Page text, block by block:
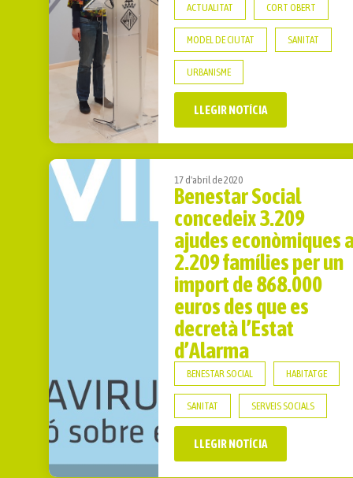
ACTUALITAT CORT OBERT
MODEL DE CIUTAT SANITAT
URBANISME
LLEGIR NOTÍCIA
17 d'abril de 2020
Benestar Social
concedeix 3.209
ajudes econòmiques
2.209 famílies per un
import de 868.000
euros des que es
decretà l’Estat
d’Alarma
BENESTAR SOCIAL HABITATGE
SANITAT SERVEIS SOCIALS
LLEGIR NOTÍCIA